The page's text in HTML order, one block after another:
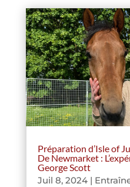
Préparation d’Isle of
De Newmarket :
George Scott
Juil 8, 2024|